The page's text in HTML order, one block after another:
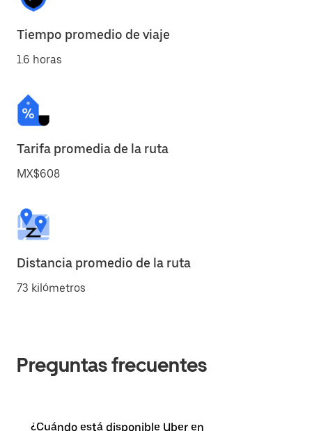
Tiempo promedio de viaje
1.6 horas
Tarifa promedia de la ruta
MX$608
Distancia promedio de la ruta
73 kilómetros
Preguntas frecuentes
¿Cuándo está disponible Uber en